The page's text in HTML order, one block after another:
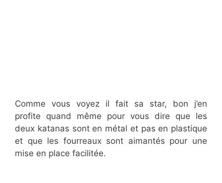
Comme vous voyez il fait sa star, bon j’en
profite quand même pour vous dire que les
deux katanas sont en métal et pas en plastique
et que les fourreaux sont aimantés pour une
mise en place facilitée.